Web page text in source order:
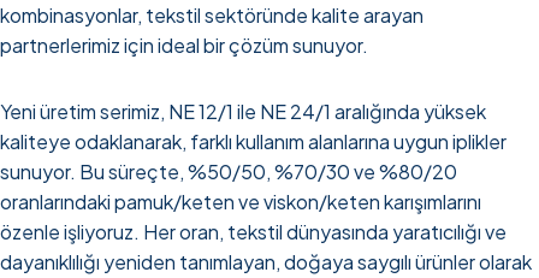
kombinasyonlar, tekstil sektöründe kalite arayan
partnerlerimiz için ideal bir çözüm sunuyor.
Yeni üretim serimiz, NE 12/1 ile NE 24/1 aralığında yüksek
kaliteye odaklanarak, farklı kullanım alanlarına uygun iplikler
sunuyor. Bu süreçte, %50/50, %70/30 ve %80/20
oranlarındaki pamuk/keten ve viskon/keten karışımlarını
özenle işliyoruz. Her oran, tekstil dünyasında yaratıcılığı ve
dayanıklılığı yeniden tanımlayan, doğaya saygılı ürünler olarak